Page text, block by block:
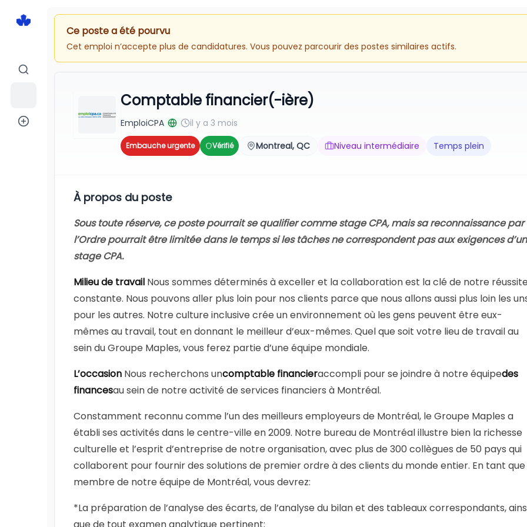
Ce poste a été pourvu
Cet emploi n’accepte plus de candidatures. Vous pouvez parcourir des postes similaires actifs.
Comptable financier(-ière)
EmploiCPA il y a 3 mois
Embauche urgente Vérifié Montreal, QC Niveau intermédiaire Temps plein
À propos du poste
Sous toute réserve, ce poste pourrait se qualifier comme stage CPA, mais sa reconnaissance par
l’Ordre pourrait être limitée dans le temps si les tâches ne correspondent pas aux exigences d’un
stage CPA.
Milieu de travail Nous sommes déterminés à exceller et la collaboration est la clé de notre réussite
constante. Nous pouvons aller plus loin pour nos clients parce que nous allons aussi plus loin les
pour les autres. Notre culture inclusive crée un environnement où les gens peuvent être eux-
mêmes au travail, tout en donnant le meilleur d’eux-mêmes. Quel que soit votre lieu de travail au
sein du Groupe Maples, vous ferez partie d’une équipe mondiale.
L’occasion Nous recherchons uncomptable financieraccompli pour se joindre à notre équipedes
financesau sein de notre activité de services financiers à Montréal.
Constamment reconnu comme l’un des meilleurs employeurs de Montréal, le Groupe Maples a
établi ses activités dans le centre-ville en 2009. Notre bureau de Montréal illustre bien la richesse
culturelle et l’esprit d’entreprise de notre organisation, avec plus de 300 collègues de 50 pays qui
collaborent pour fournir des solutions de premier ordre à des clients du monde entier. En tant que
membre de notre équipe de Montréal, vous devrez:
*La préparation de l’analyse des écarts, de l’analyse du bilan et des tableaux correspondants,